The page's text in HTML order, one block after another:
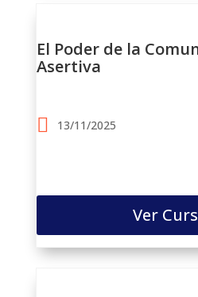
El Poder de la
Asertiva
13/11/2025
Ver